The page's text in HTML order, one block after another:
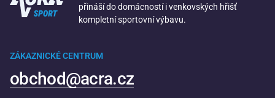
přináší do domácností i venkovských hřišť
kompletní sportovní výbavu.
ZÁKAZNICKÉ CENTRUM
obchod@acra.cz